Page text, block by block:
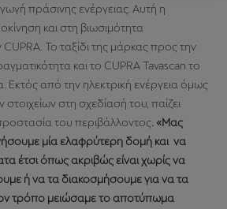
πράσινης ενέργειας. Αυτή η
και στη βιωσιμότητα
Το ταξίδι της μάρκας προς την
και το CUPRA Tavascan το
Εκτός από την ηλεκτρική ενέργεια όμως
στη σχεδίασή του, παίζει
του περιβάλλοντος. «Μας
μία ελαφρύτερη δομή και να
έτσι όπως ακριβώς είναι χωρίς να
ή να τα διακοσμήσουμε για να τα
τρόπο μειώσαμε το αποτύπωμα